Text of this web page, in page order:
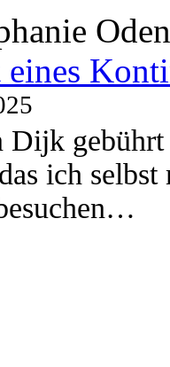
Dijk
ich